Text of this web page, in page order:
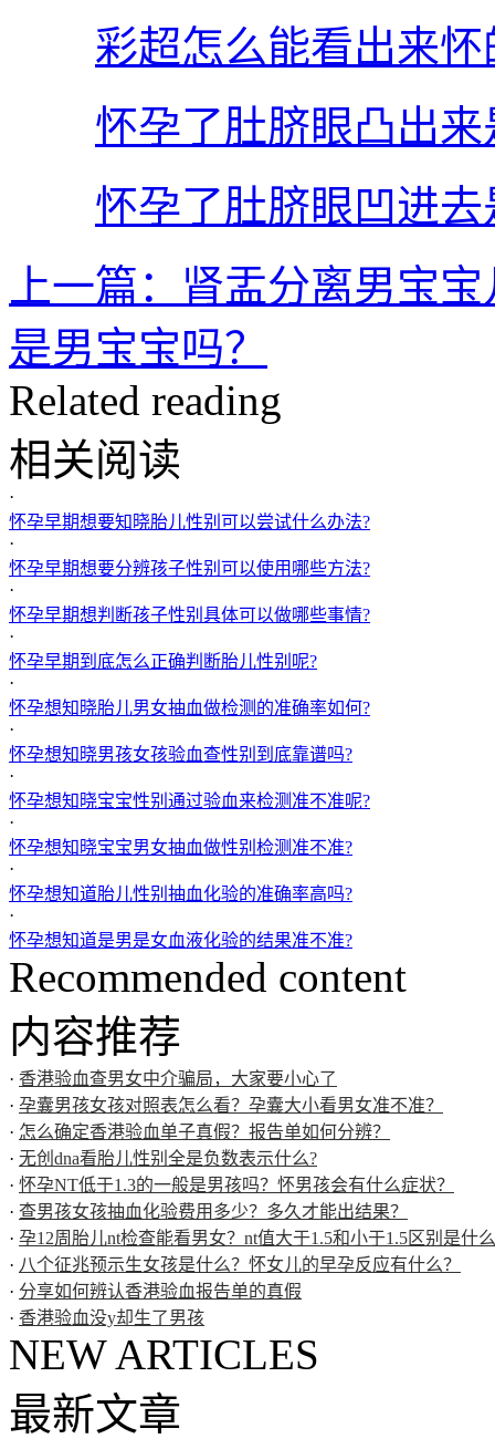
彩超怎么能看出来
怀孕了肚脐眼凸出
怀孕了肚脐眼凹进
上一篇：肾盂分离男宝
是男宝宝吗？
Related reading
相关阅读
·
怀孕早期想要知晓胎儿性别可以尝试什么办法?
·
怀孕早期想要分辨孩子性别可以使用哪些方法?
·
怀孕早期想判断孩子性别具体可以做哪些事情?
·
怀孕早期到底怎么正确判断胎儿性别呢?
·
怀孕想知晓胎儿男女抽血做检测的准确率如何?
·
怀孕想知晓男孩女孩验血查性别到底靠谱吗?
·
怀孕想知晓宝宝性别通过验血来检测准不准呢?
·
怀孕想知晓宝宝男女抽血做性别检测准不准?
·
怀孕想知道胎儿性别抽血化验的准确率高吗?
·
怀孕想知道是男是女血液化验的结果准不准?
Recommended content
内容推荐
· 香港验血查男女中介骗局，大家要小心了
· 孕囊男孩女孩对照表怎么看？孕囊大小看男女准不准？
· 怎么确定香港验血单子真假？报告单如何分辨？
· 无创dna看胎儿性别全是负数表示什么?
· 怀孕NT低于1.3的一般是男孩吗？怀男孩会有什么症状？
· 查男孩女孩抽血化验费用多少？多久才能出结果？
· 孕12周胎儿nt检查能看男女？nt值大于1.5和小于1.5区别是什
· 八个征兆预示生女孩是什么？怀女儿的早孕反应有什么？
· 分享如何辨认香港验血报告单的真假
· 香港验血没y却生了男孩
NEW ARTICLES
最新文章